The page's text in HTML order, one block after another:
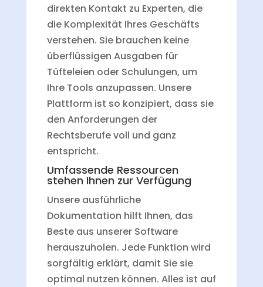
direkten Kontakt zu Experten, die
die Komplexität Ihres Geschäfts
verstehen. Sie brauchen keine
überflüssigen Ausgaben für
Tüfteleien oder Schulungen, um
Ihre Tools anzupassen. Unsere
Plattform ist so konzipiert, dass sie
den Anforderungen der
Rechtsberufe voll und ganz
entspricht.
Umfassende Ressourcen
stehen Ihnen zur Verfügung
Unsere ausführliche
Dokumentation hilft Ihnen, das
Beste aus unserer Software
herauszuholen. Jede Funktion wird
sorgfältig erklärt, damit Sie sie
optimal nutzen können. Alles ist auf